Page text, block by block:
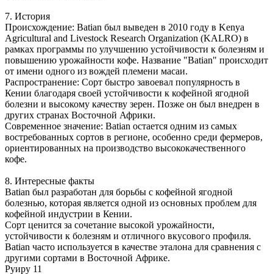
7. История
Происхождение: Batian был выведен в 2010 году в Kenya
Agricultural and Livestock Research Organization (KALRO) в
рамках программы по улучшению устойчивости к болезням и
повышению урожайности кофе. Название "Batian" происходит
от имени одного из вождей племени масаи.
Распространение: Сорт быстро завоевал популярность в
Кении благодаря своей устойчивости к кофейной ягодной
болезни и высокому качеству зерен. Позже он был внедрен в
других странах Восточной Африки.
Современное значение: Batian остается одним из самых
востребованных сортов в регионе, особенно среди фермеров,
ориентированных на производство высококачественного
кофе.
8. Интересные факты
Batian был разработан для борьбы с кофейной ягодной
болезнью, которая является одной из основных проблем для
кофейной индустрии в Кении.
Сорт ценится за сочетание высокой урожайности,
устойчивости к болезням и отличного вкусового профиля.
Batian часто используется в качестве эталона для сравнения с
другими сортами в Восточной Африке.
Руиру 11